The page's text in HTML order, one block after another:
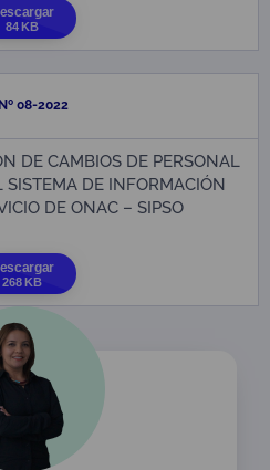
84 KB
08-2022
DE CAMBIOS DE PERSONAL
SISTEMA DE INFORMACIÓN
DE ONAC – SIPSO
268 KB